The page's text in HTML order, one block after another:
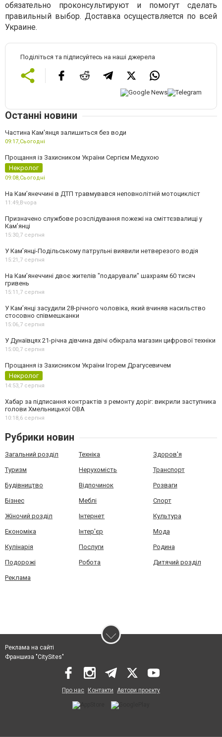
обязательно проконсультируют и помогут сделать
правильный выбор. Доставка осуществляется по всей
Украине.
Поділіться та підписуйтесь на наші джерела
Останні новини
Частина Кам'янця залишиться без води
09:17,Сьогодні
Прощання із Захисником України Сергієм Медухою
Некролог
09:08,Сьогодні
На Кам’янеччині в ДТП травмувався неповнолітній мотоцикліст
11:49,Вчора
Призначено службове розслідування пожежі на сміттєзвалищі у
Кам’янці
15:30,7 серпня
У Кам’янці-Подільському патрульні виявили нетверезого водія
15:21,7 серпня
На Камʼянеччині двоє жителів "подарували" шахраям 60 тисяч
гривень
15:11,7 серпня
У Камʼянці засудили 28-річного чоловіка, який вчиняв насильство
стосовно співмешканки
15:06,7 серпня
У Дунаївцях 21-річна дівчина двічі обікрала магазин цифрової техніки
15:00,7 серпня
Прощання із Захисником України Ігорем Драгусевичем
Некролог
14:53,7 серпня
Хабар за підписання контрактів з ремонту доріг: викрили заступника
голови Хмельницької ОВА
10:18,6 серпня
Рубрики новин
Загальний розділ Техніка Здоров'я
Туризм Нерухомість Транспорт
Будівництво Відпочинок Розваги
Бізнес Меблі Спорт
Жіночий розділ Інтернет Культура
Економіка Інтер'єр Мода
Кулінарія Послуги Родина
Подорожі Робота Дитячий розділ
Реклама
Реклама на сайті
Франшиза "CitySites"
Про нас Контакти Автори проєкту